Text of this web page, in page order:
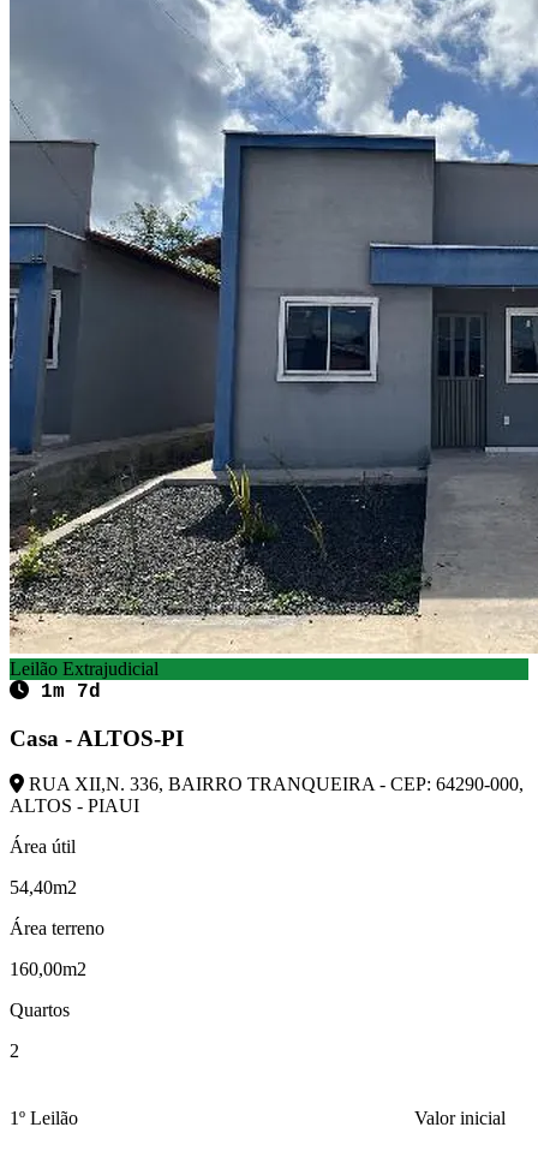
Leilão Extrajudicial
1m 7d
Casa - ALTOS-PI
RUA XII,N. 336, BAIRRO TRANQUEIRA - CEP: 64290-000,
ALTOS - PIAUI
Área útil
54,40m2
Área terreno
160,00m2
Quartos
2
1º Leilão
Valor inicial